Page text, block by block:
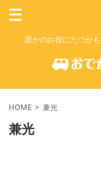
誰かのお役にたつか
HOME > 兼光
兼光